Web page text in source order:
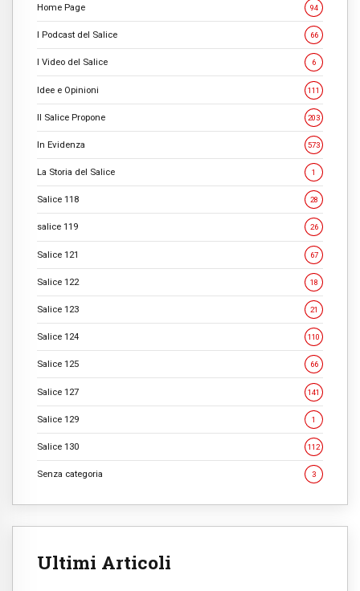
Home Page 94
I Podcast del Salice 66
I Video del Salice 6
Idee e Opinioni 111
Il Salice Propone 203
In Evidenza 573
La Storia del Salice 1
Salice 118 28
salice 119 26
Salice 121 67
Salice 122 18
Salice 123 21
Salice 124 110
Salice 125 66
Salice 127 141
Salice 129 1
Salice 130 112
Senza categoria 3
Ultimi Articoli